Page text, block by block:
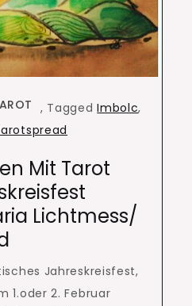
, TaggedImbolc,
Mit Tarot
Lichtmess/
Jahreskreisfest,
1.oder 2. Februar